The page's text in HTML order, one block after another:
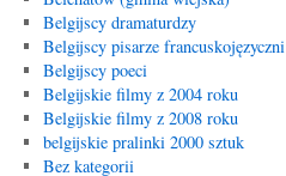
Belgijscy dramaturdzy
Belgijscy pisarze francuskojęzyczni
Belgijscy poeci
Belgijskie filmy z 2004 roku
Belgijskie filmy z 2008 roku
belgijskie pralinki 2000 sztuk
Bez kategorii